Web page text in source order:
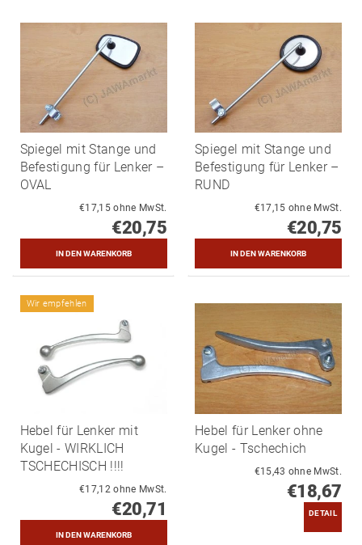
Spiegel mit Stange und
Befestigung für Lenker –
OVAL
€17,15 ohne MwSt.
€20,75
Spiegel mit Stange und
Befestigung für Lenker –
RUND
€17,15 ohne MwSt.
€20,75
Wir empfehlen
Hebel für Lenker mit
Kugel - WIRKLICH
TSCHECHISCH !!!!
€17,12 ohne MwSt.
€20,71
Hebel für Lenker ohne
Kugel - Tschechich
€15,43 ohne MwSt.
€18,67
DETAIL